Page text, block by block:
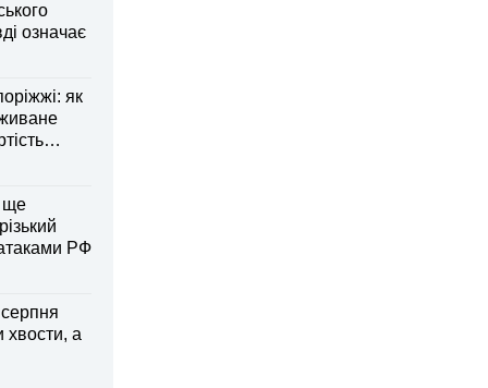
означає
як
ще
РФ
хвости, а